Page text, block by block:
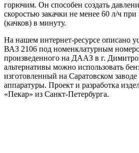
горючим. Он способен создать
скоростью закачки не менее 60 л/ч
(качков) в минуту.
На нашем интернет-ресурсе описано
ВАЗ 2106 под номенклатурным
произведенного на ДААЗ в г.
альтернативы можно использовать
изготовленный на Саратовском
аппаратуры. Проект и разработка
«Пекар» из Санкт-Петербурга.